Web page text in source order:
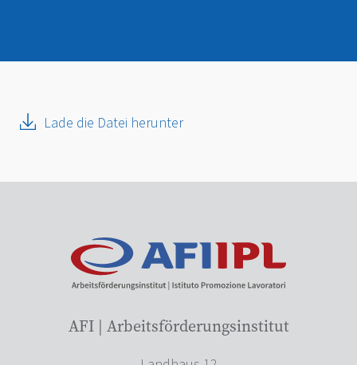
Lade die Datei herunter
AFI | Arbeitsförderungsinstitut